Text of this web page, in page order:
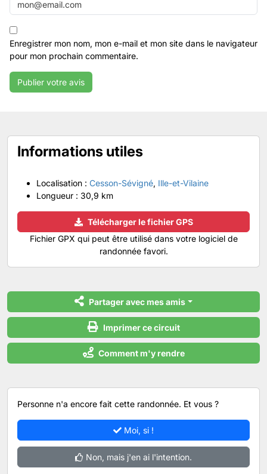
Enregistrer mon nom, mon e-mail et mon site dans le navigateur
pour mon prochain commentaire.
Informations utiles
Localisation : Cesson-Sévigné, Ille-et-Vilaine
Longueur : 30,9 km
Télécharger le fichier GPS
Fichier GPX qui peut être utilisé dans votre logiciel de
randonnée favori.
Partager avec mes amis
Imprimer ce circuit
Comment m'y rendre
Personne n'a encore fait cette randonnée. Et vous ?
Moi, si !
Non, mais j'en ai l'intention.